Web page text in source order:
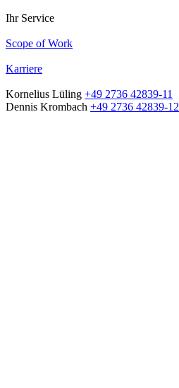
Ihr Service
Scope of Work
Karriere
Kornelius Lüling +49 2736 42839-11
Dennis Krombach +49 2736 42839-12